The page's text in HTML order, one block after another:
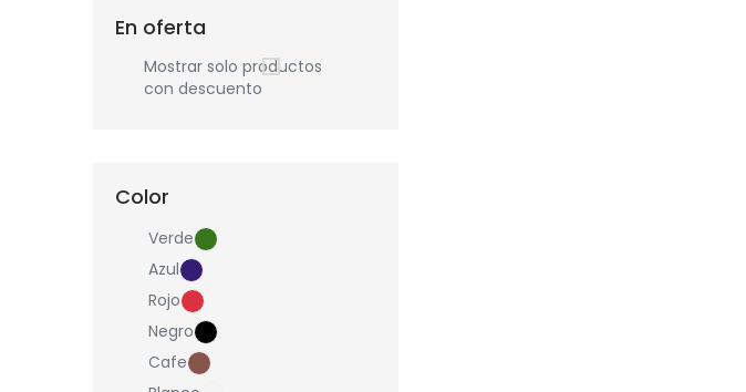
En oferta
Mostrar solo productos
con descuento
Color
Verde
Azul
Rojo
Negro
Cafe